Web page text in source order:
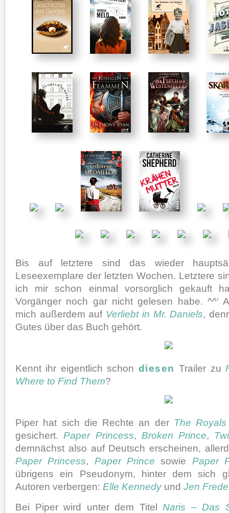
Bis auf letztere sind das wieder
Leseexemplare der letzten Wochen. Letztere
ich mir schon einmal vorsorglich gekauft
Vorgänger noch gar nicht gelesen habe. ^^‘
mich außerdem auf Verliebt in Mr. Daniels,
Gutes über das Buch gehört.
Kennt ihr eigentlich schon diesen Trailer zu
Where to Find Them?
Piper hat sich die Rechte an der The Royals
gesichert. Paper Princess, Broken Prince,
demnächst also auf Deutsch erscheinen,
Paper Princess, Paper Prince sowie Paper
übrigens ein Pseudonym, hinter dem sich
Autoren verbergen: Elle Kennedyund Jen
Bei Piper wird unter dem Titel Naris – Das